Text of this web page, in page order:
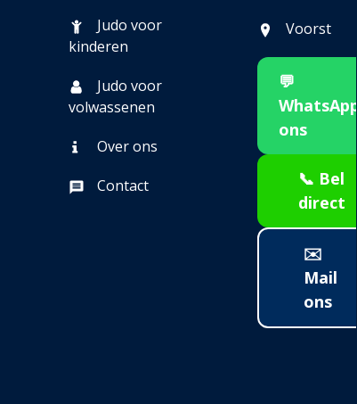
Judo voor
kinderen
Judo voor
volwassenen
Over ons
Contact
Voorst
💬
WhatsApp
ons
📞 Bel
direct
✉️
Mail
ons